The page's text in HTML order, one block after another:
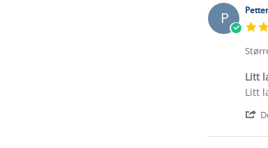
P
Litt
on
Litt
på
Litt